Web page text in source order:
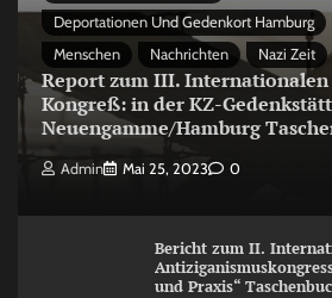
Deportationen Und Gedenkort Hamburg
Menschen
Nachrichten Nazi Zeit
Report zum III.
Kongreß: in der KZ-
Neuengamme/Hamburg
Admin Mai 25, 2023 0
Bericht zum II.
und Praxis“